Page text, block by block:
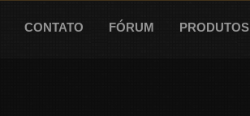
CONTATO FÓRUM PRODUTOS